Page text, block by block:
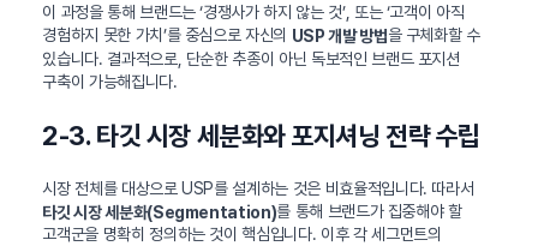
이 과정을 통해 브랜드는 ‘경쟁사가 하지 않는 것’, 또는 ‘고객이 아직
경험하지 못한 가치’를 중심으로 자신의 USP 개발 방법을 구체화할 수
있습니다. 결과적으로, 단순한 추종이 아닌 독보적인 브랜드 포지션
구축이 가능해집니다.
2-3. 타깃 시장 세분화와 포지셔닝 전략 수립
시장 전체를 대상으로 USP를 설계하는 것은 비효율적입니다. 따라서
타깃 시장 세분화(Segmentation)를 통해 브랜드가 집중해야 할
고객군을 명확히 정의하는 것이 핵심입니다. 이후 각 세그먼트의